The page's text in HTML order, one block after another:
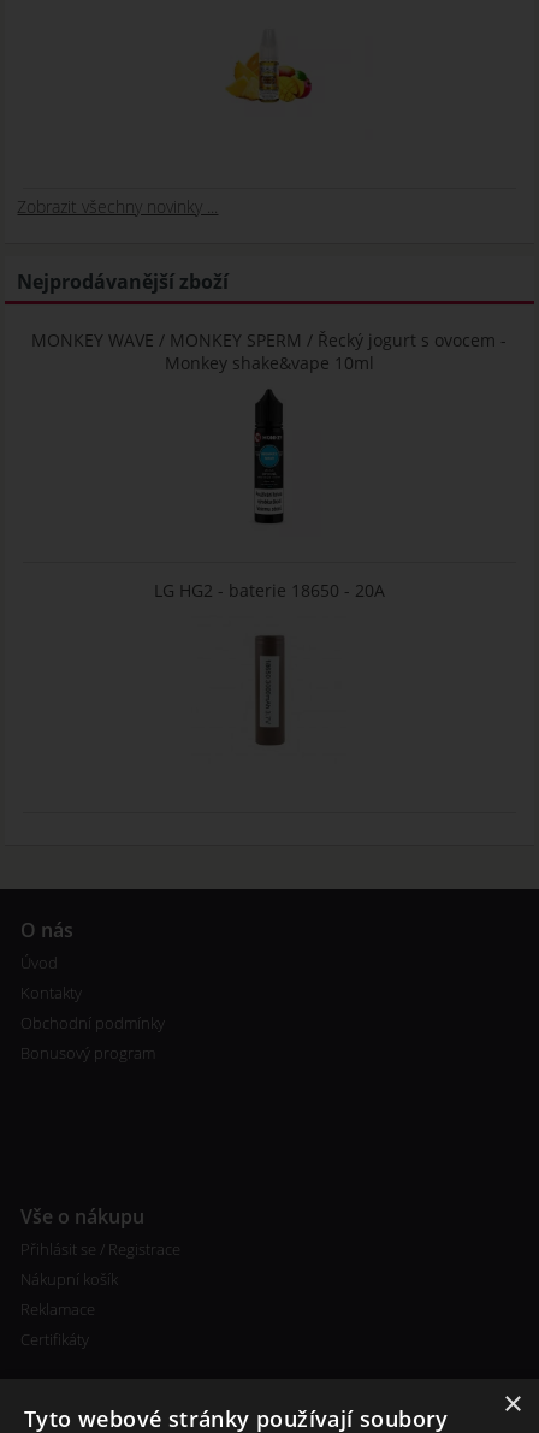
Zobrazit všechny novinky ...
Nejprodávanější zboží
MONKEY WAVE / MONKEY SPERM / Řecký jogurt s ovocem -
Monkey shake&vape 10ml
LG HG2 - baterie 18650 - 20A
O nás
Úvod
Kontakty
Obchodní podmínky
Bonusový program
Vše o nákupu
Přihlásit se / Registrace
Nákupní košík
Reklamace
Certifikáty
×
Tyto webové stránky používají soubory